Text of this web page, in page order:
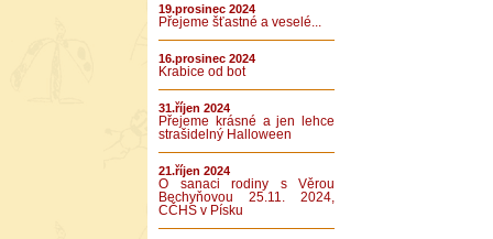
19.prosinec 2024
Přejeme šťastné a veselé...
16.prosinec 2024
Krabice od bot
31.říjen 2024
Přejeme krásné a jen lehce
strašidelný Halloween
21.říjen 2024
O sanaci rodiny s Věrou
Bechyňovou 25.11. 2024,
CČHS v Písku